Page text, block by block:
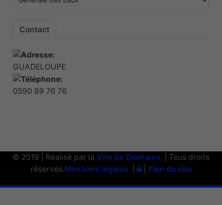
Contact
GUADELOUPE
0590 89 76 76
© 2019 | Réalisé par la Ville de Deshaies. | Tous droits
réservés.Mentions légales | Plan du site